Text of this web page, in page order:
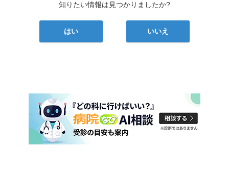
知りたい情報は見つかりましたか?
はい いいえ